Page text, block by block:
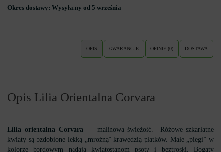
Okres dostawy: Wysyłamy od 5 września
OPIS GWARANCJE OPINIE (0) DOSTAWA
Opis Lilia Orientalna Corvara
Lilia orientalna Corvara — malinowa świeżość. Różowe szkarłatne
kwiaty są ozdobione lekką „mroźną” krawędzią płatków. Małe „piegi” w
kolorze bordowym nadają kwiatostanom psoty i beztroski. Bogaty